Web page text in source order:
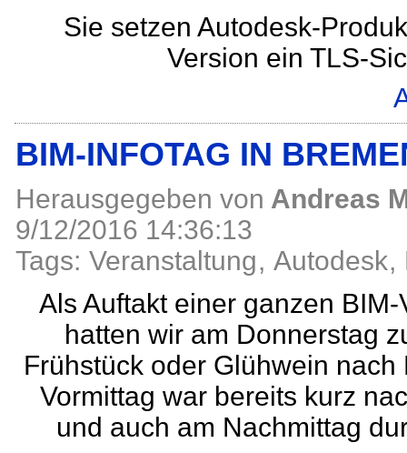
Sie setzen Autodesk-
Version ein TLS-
BIM-INFOTAG IN
Herausgegeben von Andreas
9/12/2016 14:36:13
Tags: Veranstaltung, Autodesk,
Als Auftakt einer ganzen
hatten wir am Donnerstag
Frühstück oder Glühwein
Vormittag war bereits kurz
und auch am Nachmittag